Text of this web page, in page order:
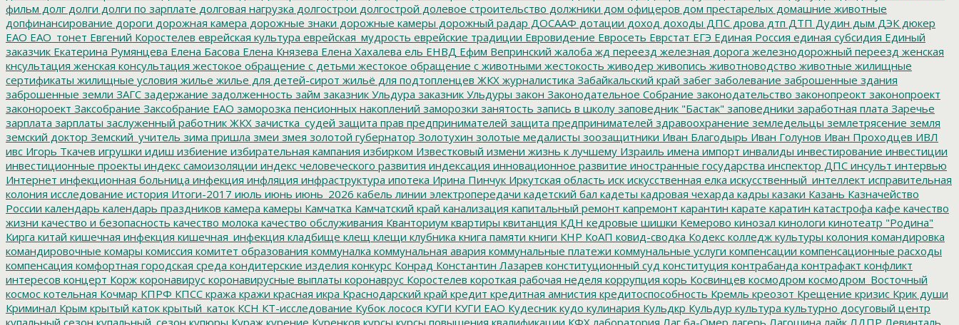
фильм долг долги долги по зарплате долговая нагрузка долгострои долгострой долевое строительство должники дом офицеров дом престарелых домашние животные
допфинансирование дороги дорожная камера дорожные знаки дорожные камеры дорожный радар ДОСААФ дотации доход доходы ДПС дрова дтп ДТП Дудин дым ДЭК дюкер
ЕАО ЕАО_тонет Евгений Коростелев еврейская культура еврейская_мудрость еврейские традиции Евровидение Евросеть Еврстат ЕГЭ Единая Россия единая субсидия Единый
заказчик Екатерина Румянцева Елена Басова Елена Князева Елена Хахалева ель ЕНВД Ефим Вепринский жалоба жд переезд железная дорога железнодорожный переезд женская
кнсультация женская консультация жестокое обращение с детьми жестокое обращение с животными жестокость живодер живопись животноводство животные жилищные
сертификаты жилищные условия жилье жилье для детей-сирот жильё для подтопленцев ЖКХ журналистика Забайкальский край забег заболевание заброшенные здания
заброшенные земли ЗАГС задержание задолженность займ заказник Ульдура заказник Ульдуры закон Законодательное Собрание законодательство законопреокт законопроект
законороект Заксобрание Заксобрание ЕАО заморозка пенсионных накоплений заморозки занятость запись в школу заповедник "Бастак" заповедники заработная плата Заречье
зарплата зарплаты заслуженный работник ЖКХ зачистка_судей защита прав предпринимателей защита предпринимателей здравоохранение земледельцы землетрясение земля
земский доктор Земский_учитель зима пришла змеи змея золотой губернатор Золотухин золотые медалисты зоозащитники Иван Благодырь Иван Голунов Иван Проходцев ИВЛ
ивс Игорь Ткачев игрушки идиш избиение избирательная кампания избирком Известковый измени жизнь к лучшему Израиль имена импорт инвалиды инвестирование инвестиции
инвестиционные проекты индекс самоизоляции индекс человеческого развития индексация инновационное развитие иностранные государства инспектор ДПС инсульт интервью
Интернет инфекционная больница инфекция инфляция инфраструктура ипотека Ирина Пинчук Иркутская область иск искусственная елка искусственный_интеллект исправительная
колония исследование история Итоги-2017 июль июнь июнь_2026 кабель линии электропередачи кадетский бал кадеты кадровая чехарда кадры казаки Казань Казначейство
России календарь календарь праздников камера камеры Камчатка Камчатский край канализация капитальный ремонт капремонт карантин карате каратин катастрофа кафе качество
жизни качество и безопасность качество молока качество обслуживания Кванториум квартиры квитанция КДН кедровые шишки Кемерово кинозал кинологи кинотеатр "Родина"
Кирга китай кишечная инфекция кишечная_инфекция кладбище клещ клещи клубника книга памяти книги КНР КоАП ковид-сводка Кодекс колледж культуры колония командировка
командировочные комары комиссия комитет образования коммуналка коммунальная авария коммунальные платежи коммунальные услуги компенсации компенсационные расходы
компенсация комфортная городская среда кондитерские изделия конкурс Конрад Константин Лазарев конституционный суд конституция контрабанда контрафакт конфликт
интересов концерт Корж коронавирус коронавирусные выплаты коронаврус Коростелев короткая рабочая неделя коррупция корь Косвинцев космодром космодром_Восточный
космос котельная Кочмар КПРФ КПСС кража кражи красная икра Краснодарский край кредит кредитная амнистия кредитоспособность Кремль креозот Крещение кризис Крик души
Криминал Крым крытый каток крытый_каток КСН КТ-исследование Кубок лосося КУГИ КУГИ ЕАО Кудесник кудо кулинария Кульдкр Кульдур культура культурно досуговый центр
купальный сезон купальный_сезон купюры Кураж курение Куренков курсы курсы повышения квалификации КФХ лаборатория Лаг ба-Омер лагерь Лагошина лайк ЛДПР Левинталь